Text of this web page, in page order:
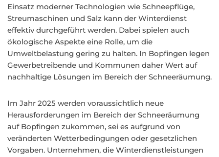
Einsatz moderner Technologien wie Schneepflüge,
Streumaschinen und Salz kann der Winterdienst
effektiv durchgeführt werden. Dabei spielen auch
ökologische Aspekte eine Rolle, um die
Umweltbelastung gering zu halten. In Bopfingen legen
Gewerbetreibende und Kommunen daher Wert auf
nachhaltige Lösungen im Bereich der Schneeräumung.
Im Jahr 2025 werden voraussichtlich neue
Herausforderungen im Bereich der Schneeräumung
auf Bopfingen zukommen, sei es aufgrund von
veränderten Wetterbedingungen oder gesetzlichen
Vorgaben. Unternehmen, die Winterdienstleistungen